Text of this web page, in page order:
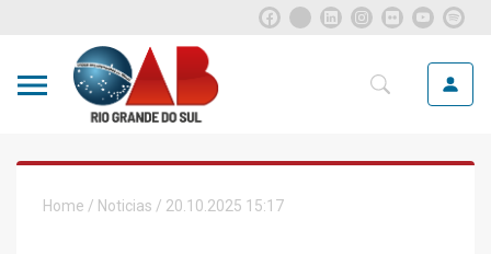
Home / Noticias / 20.10.2025 15:17